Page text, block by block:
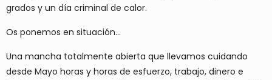
grados y un día criminal de calor.
Os ponemos en situación…
Una mancha totalmente abierta que llevamos cuidando
desde Mayo horas y horas de esfuerzo, trabajo, dinero e